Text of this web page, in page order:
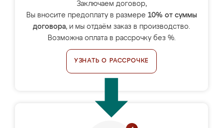
Заключаем договор,
Вы вносите предоплату в размере 10% от суммы
договора, и мы отдаём заказ в производство.
Возможна оплата в рассрочку без %.
УЗНАТЬ О РАССРОЧКЕ